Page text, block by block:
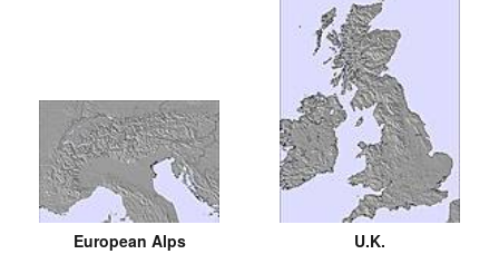
European Alps U.K.